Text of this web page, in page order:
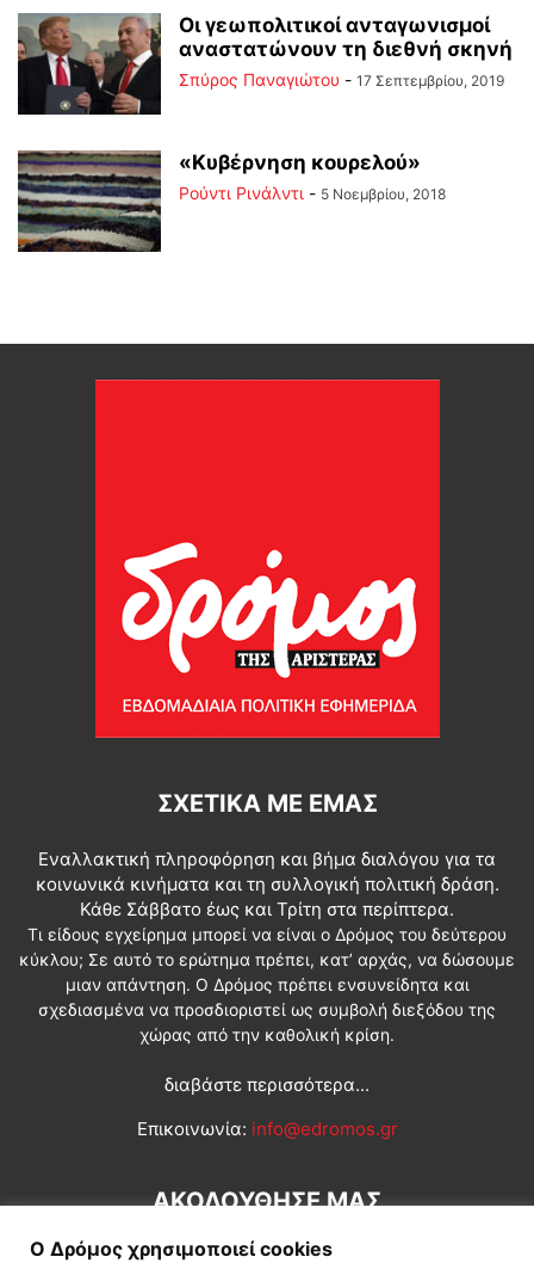
Οι γεωπολιτικοί ανταγωνισμοί
αναστατώνουν τη διεθνή σκηνή
Σπύρος Παναγιώτου - 17 Σεπτεμβρίου, 2019
«Κυβέρνηση κουρελού»
Ρούντι Ρινάλντι - 5 Νοεμβρίου, 2018
ΣΧΕΤΙΚΆ ΜΕ ΕΜΆΣ
Εναλλακτική πληροφόρηση και βήμα διαλόγου για τα
κοινωνικά κινήματα και τη συλλογική πολιτική δράση.
Κάθε Σάββατο έως και Τρίτη στα περίπτερα.
Τι είδους εγχείρημα μπορεί να είναι ο Δρόμος του δεύτερου
κύκλου; Σε αυτό το ερώτημα πρέπει, κατ’ αρχάς, να δώσουμε
μιαν απάντηση. Ο Δρόμος πρέπει ενσυνείδητα και
σχεδιασμένα να προσδιοριστεί ως συμβολή διεξόδου της
χώρας από την καθολική κρίση.
διαβάστε περισσότερα...
Επικοινωνία: info@edromos.gr
ΑΚΟΛΟΥΘΗΣΕ ΜΑΣ
Ο Δρόμος χρησιμοποιεί cookies